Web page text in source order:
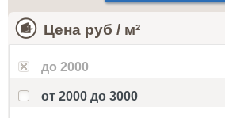
Цена руб / м²
до 2000
от 2000 до 3000